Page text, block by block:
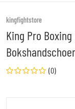
kingfightstore
King Pro
(0)